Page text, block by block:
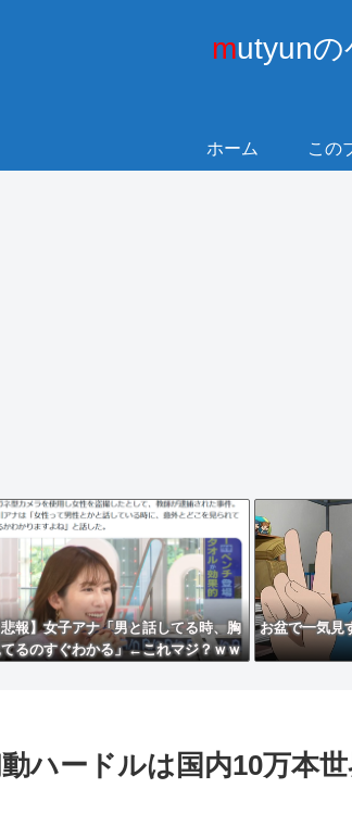
mutyun
ホーム この
報】女子アナ「男と話してる時、胸
てるのすぐわかる」←これマジ？ｗｗ
お盆で一気見
ハードルは国内10万本